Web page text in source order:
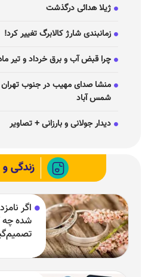
ژیلا هدائی درگذشت
زمانبندی شارژ کالابرگ تغییر کرد!
چرا قبض آب و برق خرداد و تیر ماه ۳ تا ۴ برابر شده
منشا صدای مهیب در جنوب
شمس آباد
دیدار جولانی و بارزانی + تصاویر
زندگی
اگر
شده چه